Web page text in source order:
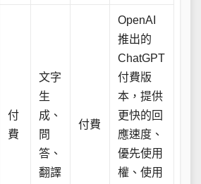
付
費
文字
生
成、
問
答、
翻譯
付費
OpenAI
推出的
ChatGPT
付費版
本，提供
更快的回
應速度、
優先使用
權、使用